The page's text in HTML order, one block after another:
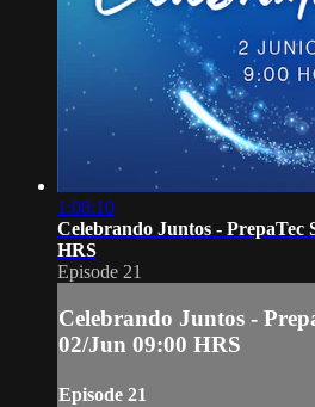
1:08:10
Celebrando Juntos - PrepaTec
HRS
Episode 21
Celebrando Juntos -
02/Jun 09:00 HRS
Episode 21